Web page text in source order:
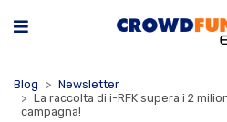
Blog
Newsletter
La raccolta di i-RFK supera i 2
campagna!